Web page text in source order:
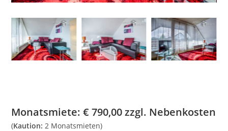
Monatsmiete:€790,00zzgl. Nebenkosten
(Kaution: 2 Monatsmieten)